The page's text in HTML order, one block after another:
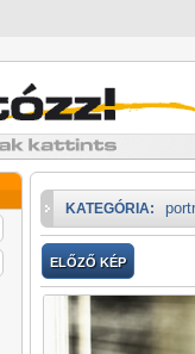
KATEGÓRIA:
ELŐZŐ KÉP